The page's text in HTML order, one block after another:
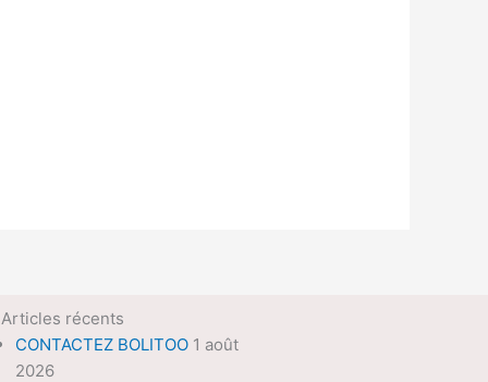
récents
CONTACTEZ BOLITOO 1 août
2026